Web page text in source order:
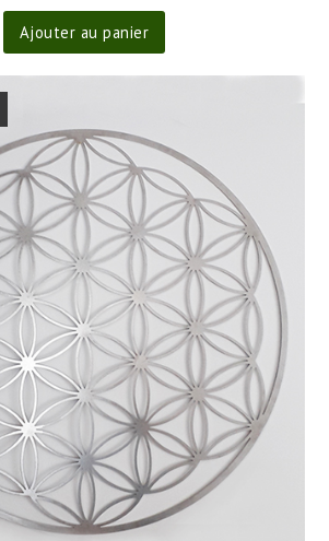
Ajouter au panier